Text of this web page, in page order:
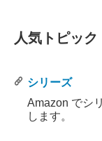
人気トピック
シリーズ
Amazon でシ
します。